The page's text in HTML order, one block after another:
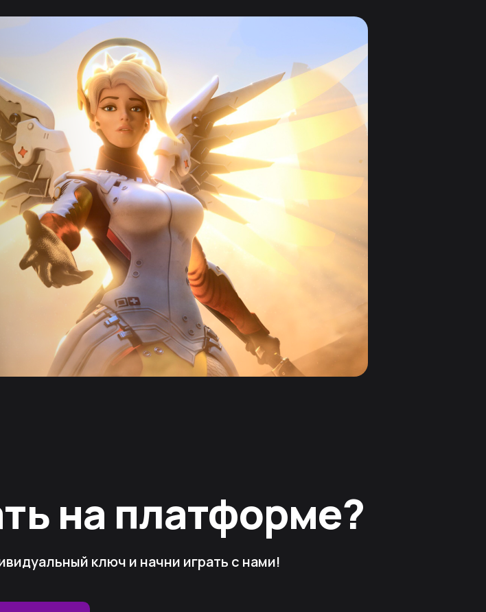
на платформе?
ключ и начни играть с нами!